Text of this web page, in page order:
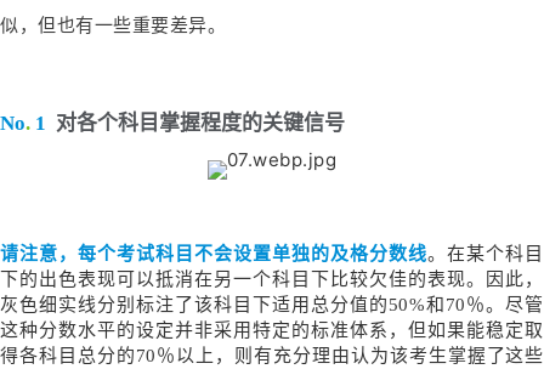
似，但也有一些重要差异。
No. 1 对各个科目掌握程度的关键信号
请注意，每个考试科目不会设置单独的及格分数线。在某个科目
下的出色表现可以抵消在另一个科目下比较欠佳的表现。因此，
灰色细实线分别标注了该科目下适用总分值的50%和70％。尽管
这种分数水平的设定并非采用特定的标准体系，但如果能稳定取
得各科目总分的70％以上，则有充分理由认为该考生掌握了这些